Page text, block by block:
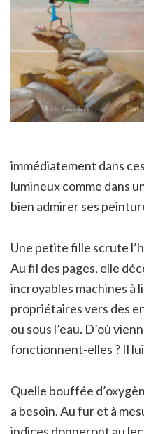
immédiatement dans
lumineux comme dans
bien admirer ses
Une petite fille scrute
Au fil des pages, elle
incroyables machines à
propriétaires vers des
ou sous l’eau. D’où
fonctionnent-elles ? Il
Quelle bouffée
a besoin. Au fur et à